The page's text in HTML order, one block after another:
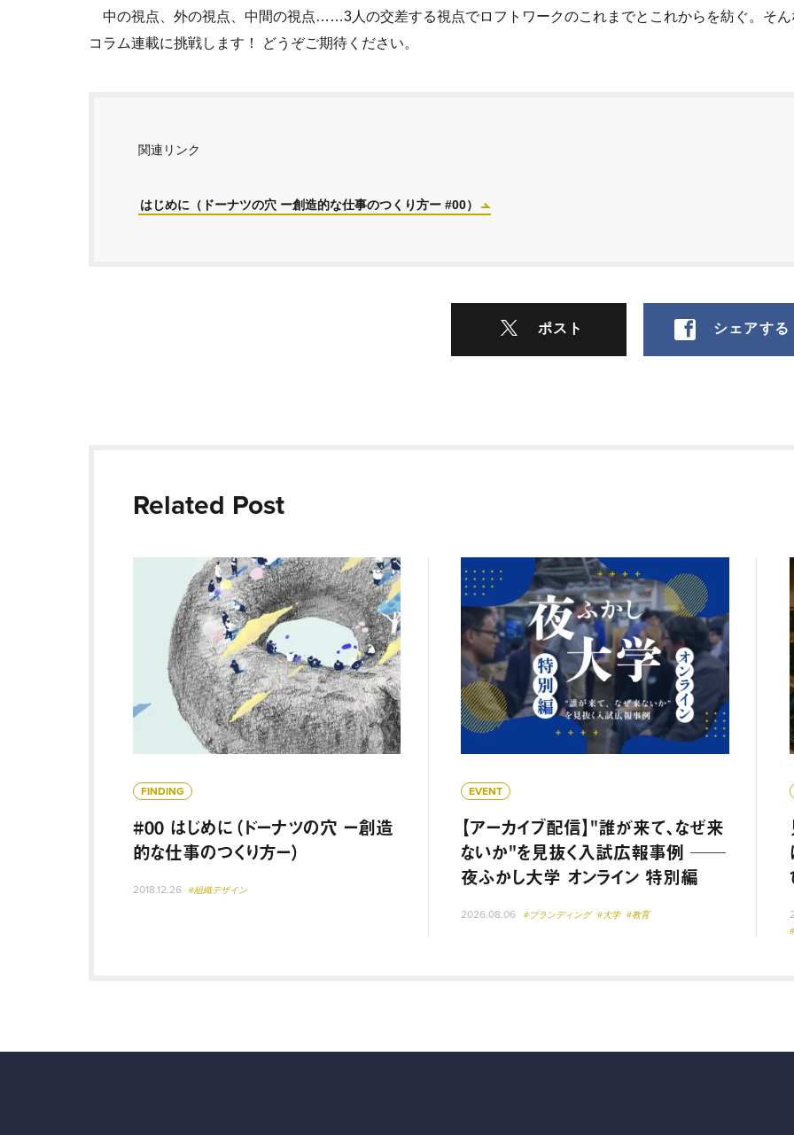
中の視点、外の視点、中間の視点……3人の交差する視点でロフトワークのこれまでとこれからを紡ぐ。そん
コラム連載に挑戦します！ どうぞご期待ください。
関連リンク
はじめに（ドーナツの穴 ー創造的な仕事のつくり方ー #00）
ポスト シェアする
Related Post
FINDING
#00 はじめに（ドーナツの穴 ー創造
的な仕事のつくり方ー）
2018.12.26 #組織デザイン
#00 はじめに（ドーナツの穴 ー創造的な仕事のつくり方ー）
EVENT
【アーカイブ配信】"誰が来て、なぜ来
ないか"を見抜く入試広報事例 ──
夜ふかし大学 オンライン 特別編
2026.08.06 #ブランディング #大学 #教育
【アーカイブ配信】"誰が来て、なぜ来ないか"を